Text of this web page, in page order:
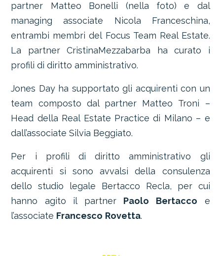
partner Matteo Bonelli (nella foto) e dal
managing associate Nicola Franceschina,
entrambi membri del Focus Team Real Estate.
La partner CristinaMezzabarba ha curato i
profili di diritto amministrativo.
Jones Day ha supportato gli acquirenti con un
team composto dal partner Matteo Troni –
Head della Real Estate Practice di Milano – e
dall’associate Silvia Beggiato.
Per i profili di diritto amministrativo gli
acquirenti si sono avvalsi della consulenza
dello studio legale Bertacco Recla, per cui
hanno agito il partner Paolo Bertacco e
l’associate Francesco Rovetta.